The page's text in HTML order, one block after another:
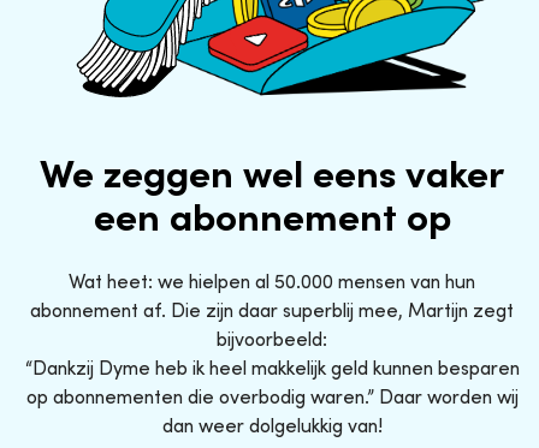
We zeggen wel eens vaker
een abonnement op
Wat heet: we hielpen al 50.000 mensen van hun
abonnement af. Die zijn daar superblij mee, Martijn zegt
bijvoorbeeld:
“Dankzij Dyme heb ik heel makkelijk geld kunnen besparen
op abonnementen die overbodig waren.” Daar worden wij
dan weer dolgelukkig van!